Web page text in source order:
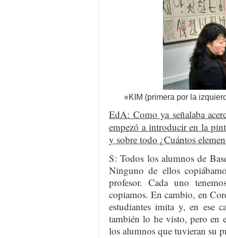
«KIM (primera por la
EdA: Como ya señalaba
empezó a introducir en la
y sobre todo ¿Cuántos
S: Todos los alumnos de
Ninguno de ellos
profesor. Cada uno
copiamos. En cambio, en
estudiantes imita y, en ese
también lo he visto, pero en
los alumnos que tuvieran su